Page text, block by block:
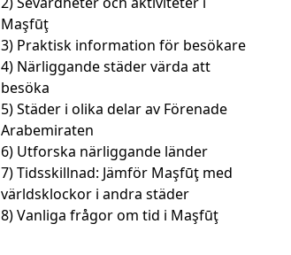
Maşfūţ
3) Praktisk information för besökare
4) Närliggande städer värda att
besöka
5)Städer i olika delar av Förenade
Arabemiraten
6) Utforska närliggande länder
7)Tidsskillnad: Jämför Maşfūţ med
världsklockor i andra städer
8)Vanliga frågor om tid i Maşfūţ